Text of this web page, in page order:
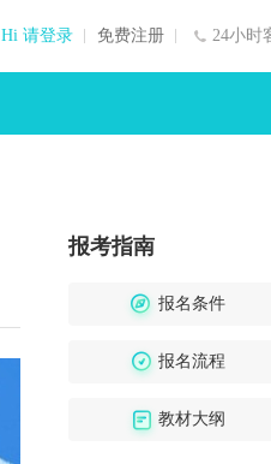
24小时
Hi 请登录 免费注册
报考指南
报名条件
报名流程
教材大纲